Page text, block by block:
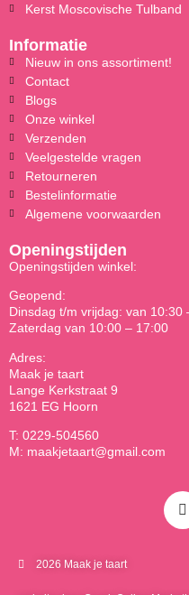
Kerst Moscovische Tulband
Informatie
Nieuw in ons assortiment!
Contact
Blogs
Onze winkel
Verzenden
Veelgestelde vragen
Retourneren
Bestelinformatie
Algemene voorwaarden
Openingstijden
Openingstijden winkel:
Geopend:
Dinsdag t/m vrijdag: van 10:30
Zaterdag van 10:00 – 17:00
Adres:
Maak je taart
Lange Kerkstraat 9
1621 EG Hoorn
T: 0229-504560
M: maakjetaart@gmail.com
2026 Maak je taart